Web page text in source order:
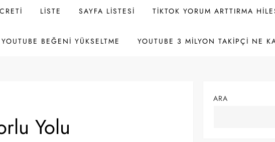
LISTE SAYFA LISTESI TIKTOK YORUM ARTTIRMA
BEĞENI YÜKSELTME YOUTUBE 3 MILYON TAKIPÇI NE
Yolu
ARA